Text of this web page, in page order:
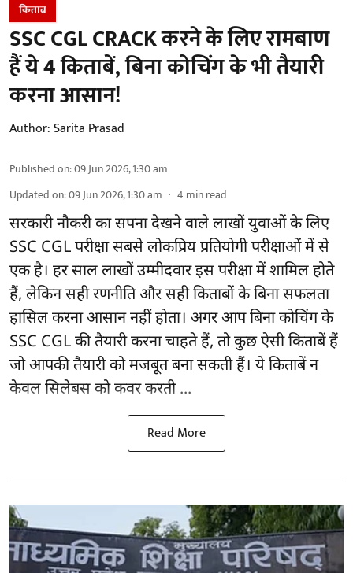
किताब
SSC CGL CRACK करने के लिए रामबाण
हैं ये 4 किताबें, बिना कोचिंग के भी तैयारी
करना आसान!
Author:Sarita Prasad
Published on:09 Jun 2026, 1:30 am
Updated on:09 Jun 2026, 1:30 am 4 min read
सरकारी नौकरी का सपना देखने वाले लाखों युवाओं के लिए
SSC CGL परीक्षा सबसे लोकप्रिय प्रतियोगी परीक्षाओं में से
एक है। हर साल लाखों उम्मीदवार इस परीक्षा में शामिल होते
हैं, लेकिन सही रणनीति और सही किताबों के बिना सफलता
हासिल करना आसान नहीं होता। अगर आप बिना कोचिंग के
SSC CGL की तैयारी करना चाहते हैं, तो कुछ ऐसी किताबें हैं
जो आपकी तैयारी को मजबूत बना सकती हैं। ये किताबें न
केवल सिलेबस को कवर करती ...
Read More